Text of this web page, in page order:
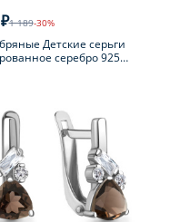
1 189-30%
Детские серьги
серебро 925